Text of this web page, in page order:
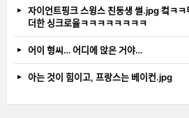
자이언트핑크 스윙스 친동생 썰.jpg
더한 싱크로율ㅋㅋㅋㅋㅋㅋㅋㅋ
어이 형씨… 어디에 앉은 거야…
아는 것이 힘이고, 프랑스는 베이컨.jpg